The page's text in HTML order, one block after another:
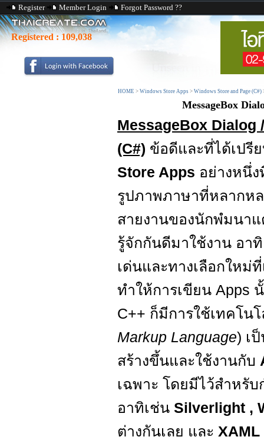
Register Member Login Forgot Password ??
Registered : 109,038
HOME > Windows Store Apps > Windows Store and Page (C#)
MessageBox
MessageBox
(C#) ข้อดีและที่ได้เปรี
Store Apps อย่างหนึ่
รูปภาพภาษาที่หลากห
สายงานของนักพํมนาแ
รู้จักกันดีมาใช้งาน อา
เด่นและทางเลือกใหม่
ทำให้การเขียน Apps
C++ ก็มีการใช้เทคโน
Markup Language) เ
สร้างขึ้นและใช้งานกับ
เฉพาะ โดยมีไว้สำหรั
อาทิเช่น Silverlight ,
ต่างกันเลย และ XAML